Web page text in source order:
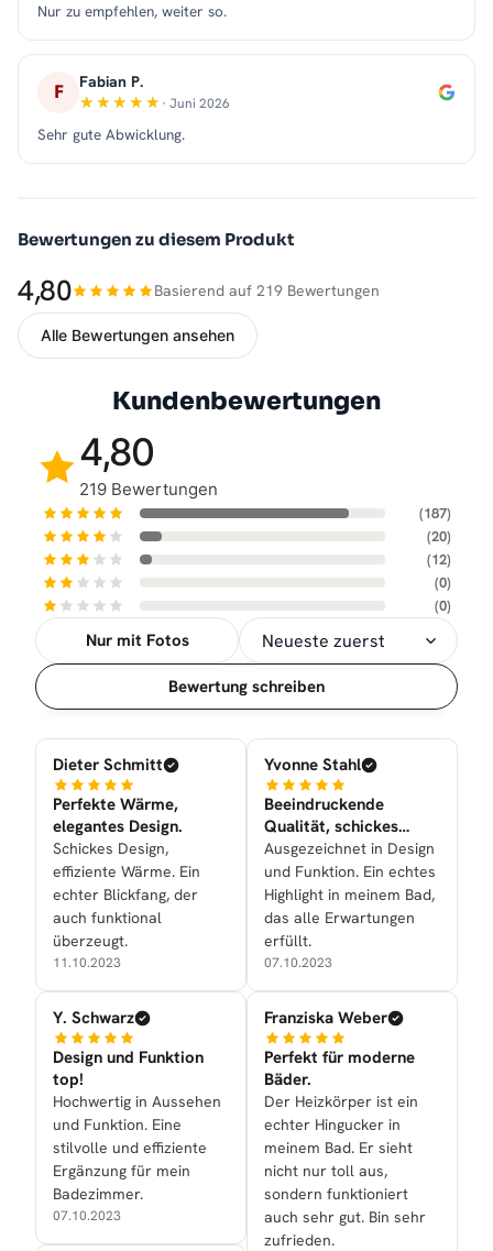
Nur zu empfehlen, weiter so.
F Fabian P.
· Juni 2026
Sehr gute Abwicklung.
Bewertungen zu diesem Produkt
4,80 Basierend auf 219 Bewertungen
Alle Bewertungen ansehen
Kundenbewertungen
4,80
219 Bewertungen
(187)
(20)
(12)
(0)
(0)
Nur mit Fotos
Sortierung
Bewertung schreiben
Dieter Schmitt
Perfekte Wärme,
elegantes Design.
Schickes Design,
effiziente Wärme. Ein
echter Blickfang, der
auch funktional
überzeugt.
11.10.2023
Y. Schwarz
Design und Funktion
top!
Hochwertig in Aussehen
und Funktion. Eine
stilvolle und effiziente
Ergänzung für mein
Badezimmer.
07.10.2023
Yvonne Stahl
Beeindruckende
Qualität, schickes
Design.
Ausgezeichnet in Design
und Funktion. Ein echtes
Highlight in meinem Bad,
das alle Erwartungen
erfüllt.
07.10.2023
Franziska Weber
Perfekt für moderne
Bäder.
Der Heizkörper ist ein
echter Hingucker in
meinem Bad. Er sieht
nicht nur toll aus,
sondern funktioniert
auch sehr gut. Bin sehr
zufrieden.